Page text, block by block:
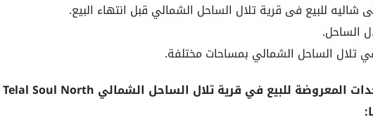
للبيع فى قرية تلال الساحل الشمالي قبل انتهاء البيع.
الساحل.
تلال الساحل الشمالي بمساحات مختلفة.
المعروضة للبيع في قرية تلال الساحل الشمالي Telal Soul North